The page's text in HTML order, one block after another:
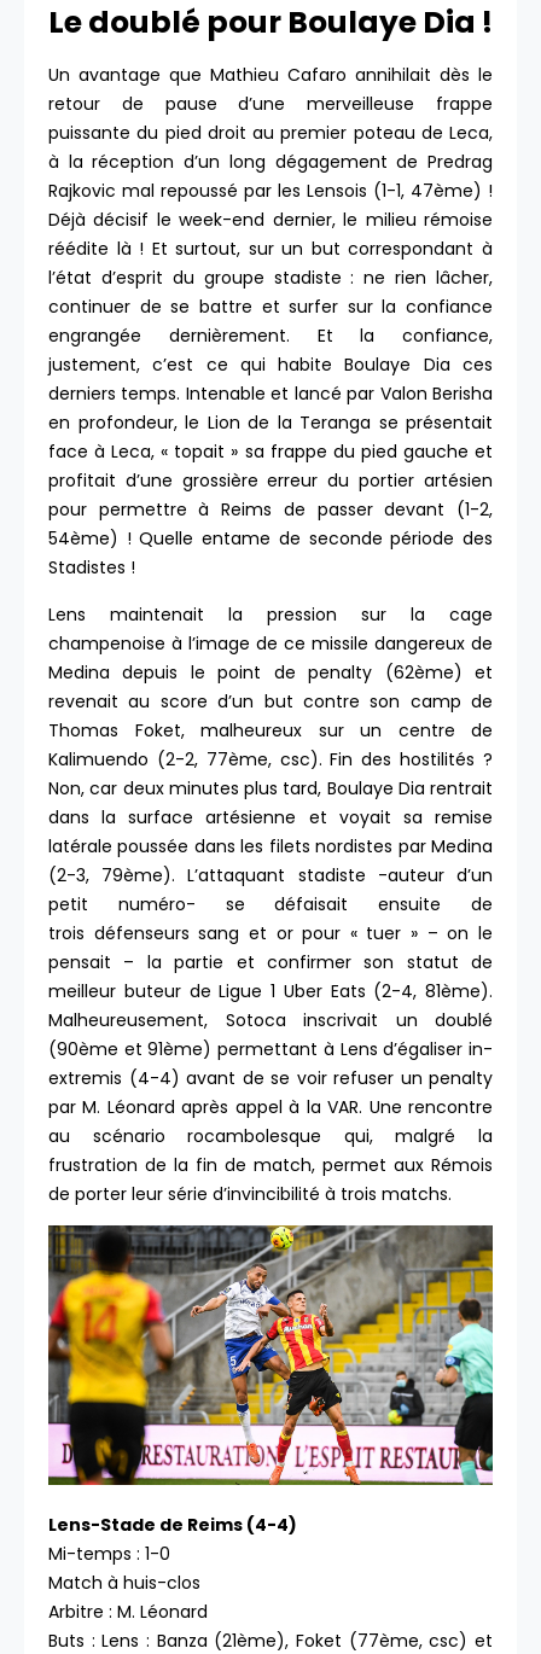
Le doublé pour Boulaye Dia !
Un avantage que Mathieu Cafaro annihilait dès le
retour de pause d’une merveilleuse frappe
puissante du pied droit au premier poteau de Leca,
à la réception d’un long dégagement de Predrag
Rajkovic mal repoussé par les Lensois (1-1, 47ème) !
Déjà décisif le week-end dernier, le milieu rémoise
réédite là ! Et surtout, sur un but correspondant à
l’état d’esprit du groupe stadiste : ne rien lâcher,
continuer de se battre et surfer sur la confiance
engrangée dernièrement. Et la confiance,
justement, c’est ce qui habite Boulaye Dia ces
derniers temps. Intenable et lancé par Valon Berisha
en profondeur, le Lion de la Teranga se présentait
face à Leca, « topait » sa frappe du pied gauche et
profitait d’une grossière erreur du portier artésien
pour permettre à Reims de passer devant (1-2,
54ème) ! Quelle entame de seconde période des
Stadistes !
Lens maintenait la pression sur la cage
champenoise à l’image de ce missile dangereux de
Medina depuis le point de penalty (62ème) et
revenait au score d’un but contre son camp de
Thomas Foket, malheureux sur un centre de
Kalimuendo (2-2, 77ème, csc). Fin des hostilités ?
Non, car deux minutes plus tard, Boulaye Dia rentrait
dans la surface artésienne et voyait sa remise
latérale poussée dans les filets nordistes par Medina
(2-3, 79ème). L’attaquant stadiste -auteur d’un
petit numéro- se défaisait ensuite de
trois défenseurs sang et or pour « tuer » – on le
pensait – la partie et confirmer son statut de
meilleur buteur de Ligue 1 Uber Eats (2-4, 81ème).
Malheureusement, Sotoca inscrivait un doublé
(90ème et 91ème) permettant à Lens d’égaliser in-
extremis (4-4) avant de se voir refuser un penalty
par M. Léonard après appel à la VAR. Une rencontre
au scénario rocambolesque qui, malgré la
frustration de la fin de match, permet aux Rémois
de porter leur série d’invincibilité à trois matchs.
Lens-Stade de Reims (4-4)
Mi-temps : 1-0
Match à huis-clos
Arbitre : M. Léonard
Buts : Lens : Banza (21ème), Foket (77ème, csc) et